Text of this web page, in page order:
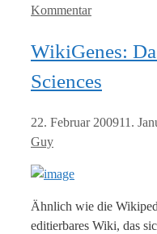
Kommentar
WikiGenes:
Sciences
22. Februar 200911.
Guy
Ähnlich wie die
editierbares Wiki, das